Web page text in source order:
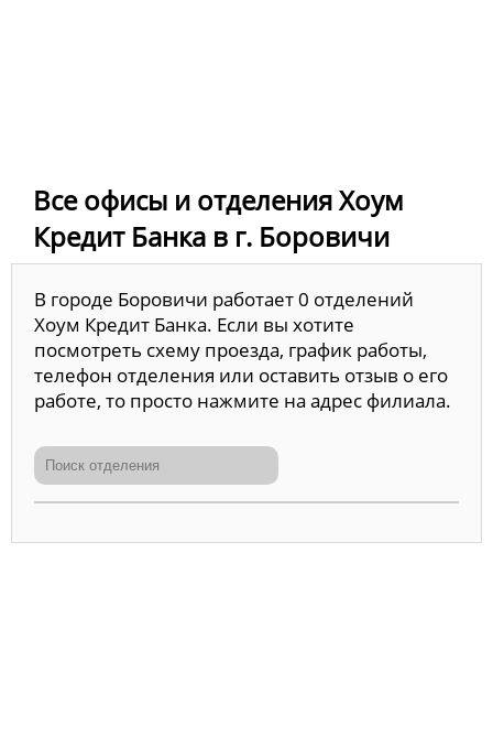
Все офисы и отделения Хоум
Кредит Банка в г. Боровичи
В городе Боровичи работает 0 отделений
Хоум Кредит Банка. Если вы хотите
посмотреть схему проезда, график работы,
телефон отделения или оставить отзыв о его
работе, то просто нажмите на адрес филиала.